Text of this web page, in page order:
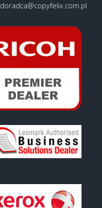
doradca@copyfelix.com.pl